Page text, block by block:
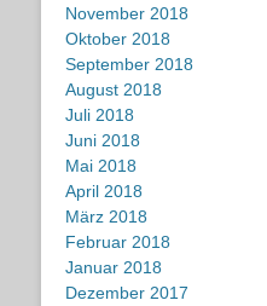
November 2018
Oktober 2018
September 2018
August 2018
Juli 2018
Juni 2018
Mai 2018
April 2018
März 2018
Februar 2018
Januar 2018
Dezember 2017